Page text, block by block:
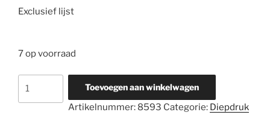
Exclusief lijst
7 op voorraad
Toevoegen aan winkelwagen
Artikelnummer: 8593 Categorie: Diepdruk